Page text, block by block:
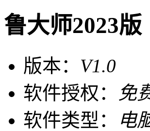
鲁大师2023版
版本： V1.0
软件授权：
免
软件类型：
电